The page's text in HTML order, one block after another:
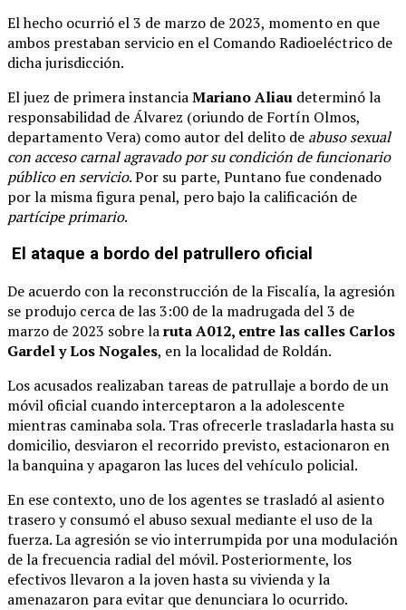
El hecho ocurrió el 3 de marzo de 2023, momento en que
ambos prestaban servicio en el Comando Radioeléctrico de
dicha jurisdicción.
El juez de primera instanciaMariano Aliau determinó la
responsabilidad de Álvarez (oriundo de Fortín Olmos,
departamento Vera) como autor del delito de abuso sexual
con acceso carnal agravado por su condición de funcionario
público en servicio. Por su parte, Puntano fue condenado
por la misma figura penal, pero bajo la calificación de
partícipe primario.
El ataque a bordo del patrullero oficial
De acuerdo con la reconstrucción de la Fiscalía, la agresión
se produjo cerca de las 3:00 de la madrugada del 3 de
marzo de 2023 sobre laruta A012, entre las calles Carlos
Gardel y Los Nogales, en la localidad de Roldán.
Los acusados realizaban tareas de patrullaje a bordo de un
móvil oficial cuando interceptaron a la adolescente
mientras caminaba sola. Tras ofrecerle trasladarla hasta su
domicilio, desviaron el recorrido previsto, estacionaron en
la banquina y apagaron las luces del vehículo policial.
En ese contexto, uno de los agentes se trasladó al asiento
trasero y consumó el abuso sexual mediante el uso de la
fuerza. La agresión se vio interrumpida por una modulación
de la frecuencia radial del móvil. Posteriormente, los
efectivos llevaron a la joven hasta su vivienda y la
amenazaron para evitar que denunciara lo ocurrido.